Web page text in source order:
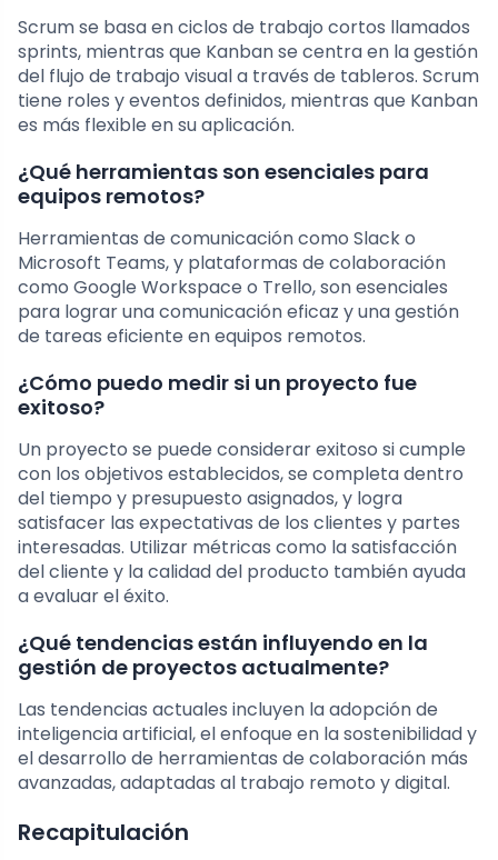
Scrum se basa en ciclos de trabajo cortos llamados
sprints, mientras que Kanban se centra en la gestión
del flujo de trabajo visual a través de tableros. Scrum
tiene roles y eventos definidos, mientras que Kanban
es más flexible en su aplicación.
¿Qué herramientas son esenciales para
equipos remotos?
Herramientas de comunicación como Slack o
Microsoft Teams, y plataformas de colaboración
como Google Workspace o Trello, son esenciales
para lograr una comunicación eficaz y una gestión
de tareas eficiente en equipos remotos.
¿Cómo puedo medir si un proyecto fue
exitoso?
Un proyecto se puede considerar exitoso si cumple
con los objetivos establecidos, se completa dentro
del tiempo y presupuesto asignados, y logra
satisfacer las expectativas de los clientes y partes
interesadas. Utilizar métricas como la satisfacción
del cliente y la calidad del producto también ayuda
a evaluar el éxito.
¿Qué tendencias están influyendo en la
gestión de proyectos actualmente?
Las tendencias actuales incluyen la adopción de
inteligencia artificial, el enfoque en la sostenibilidad y
el desarrollo de herramientas de colaboración más
avanzadas, adaptadas al trabajo remoto y digital.
Recapitulación